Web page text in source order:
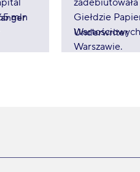
Underwriter